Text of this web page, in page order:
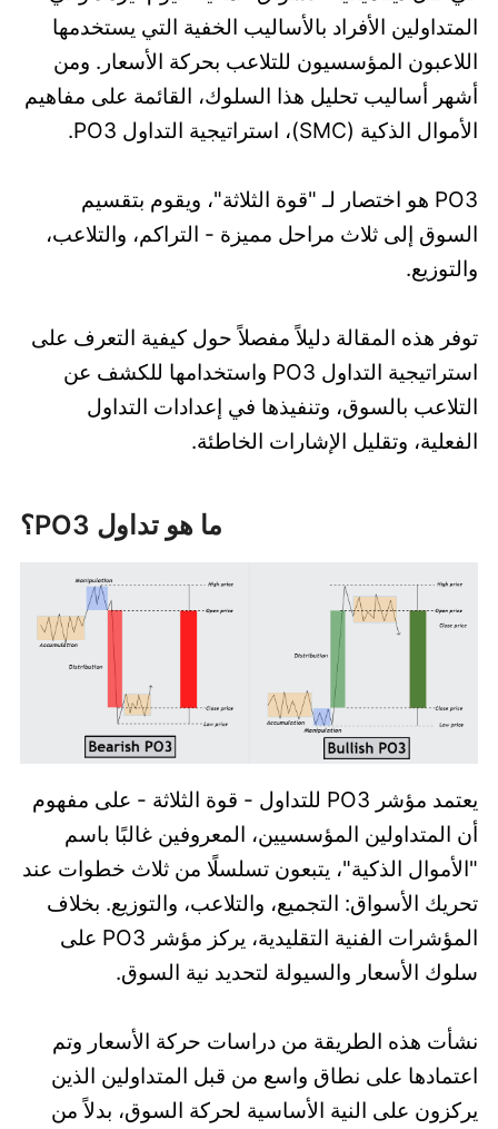
المتداولين الأفراد بالأساليب الخفية التي يستخدمها
اللاعبون المؤسسيون للتلاعب بحركة الأسعار. ومن
أشهر أساليب تحليل هذا السلوك، القائمة على مفاهيم
الأموال الذكية (SMC)، استراتيجية التداول PO3.
PO3 هو اختصار لـ "قوة الثلاثة"، ويقوم بتقسيم
السوق إلى ثلاث مراحل مميزة - التراكم، والتلاعب،
والتوزيع.
توفر هذه المقالة دليلاً مفصلاً حول كيفية التعرف على
استراتيجية التداول PO3 واستخدامها للكشف عن
التلاعب بالسوق، وتنفيذها في إعدادات التداول
الفعلية، وتقليل الإشارات الخاطئة.
ما هو تداول PO3؟
يعتمد مؤشر PO3 للتداول - قوة الثلاثة - على مفهوم
أن المتداولين المؤسسيين، المعروفين غالبًا باسم
"الأموال الذكية"، يتبعون تسلسلًا من ثلاث خطوات عند
تحريك الأسواق: التجميع، والتلاعب، والتوزيع. بخلاف
المؤشرات الفنية التقليدية، يركز مؤشر PO3 على
سلوك الأسعار والسيولة لتحديد نية السوق.
نشأت هذه الطريقة من دراسات حركة الأسعار وتم
اعتمادها على نطاق واسع من قبل المتداولين الذين
يركزون على النية الأساسية لحركة السوق، بدلاً من